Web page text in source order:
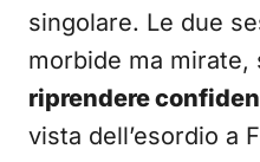
singolare. Le due
morbide ma mirate,
riprendere
vista dell’esordio a